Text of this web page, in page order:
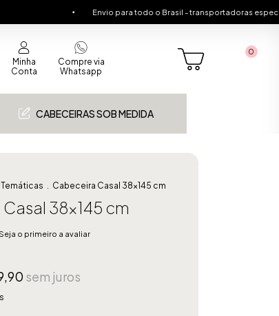
Envio para todo o Brasil - transportadoras especializadas
Minha
Conta
Compre via
Whatsapp
0
CABECEIRAS SOB MEDIDA
. Cabeceira Casal 38x145 cm
38x145 cm
Seja o primeiro a avaliar
sem juros